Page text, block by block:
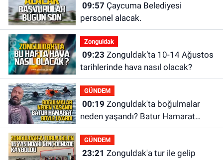
09:57
personel alacak.
Zonguldak
09:23
tarihlerinde hava nasıl olacak?
GÜNDEM
00:19
neden yaşandı? Batur Hamarat
böyle uyardı!
GÜNDEM
23:21